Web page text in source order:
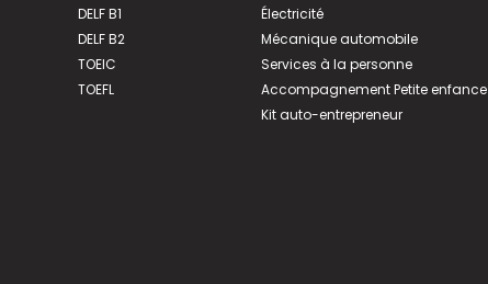
DELF B1
DELF B2
TOEIC
TOEFL
Électricité
Mécanique automobile
Services à la personne
Accompagnement Petite enfance
Kit auto-entrepreneur